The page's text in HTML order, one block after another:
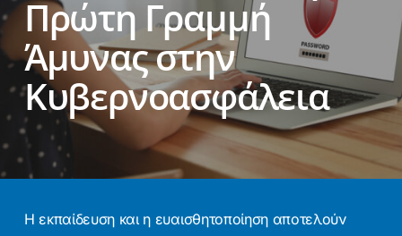
Πρώτη Γραμμή
Άμυνας στην
Κυβερνοασφάλεια
Η εκπαίδευση και η ευαισθητοποίηση αποτελούν